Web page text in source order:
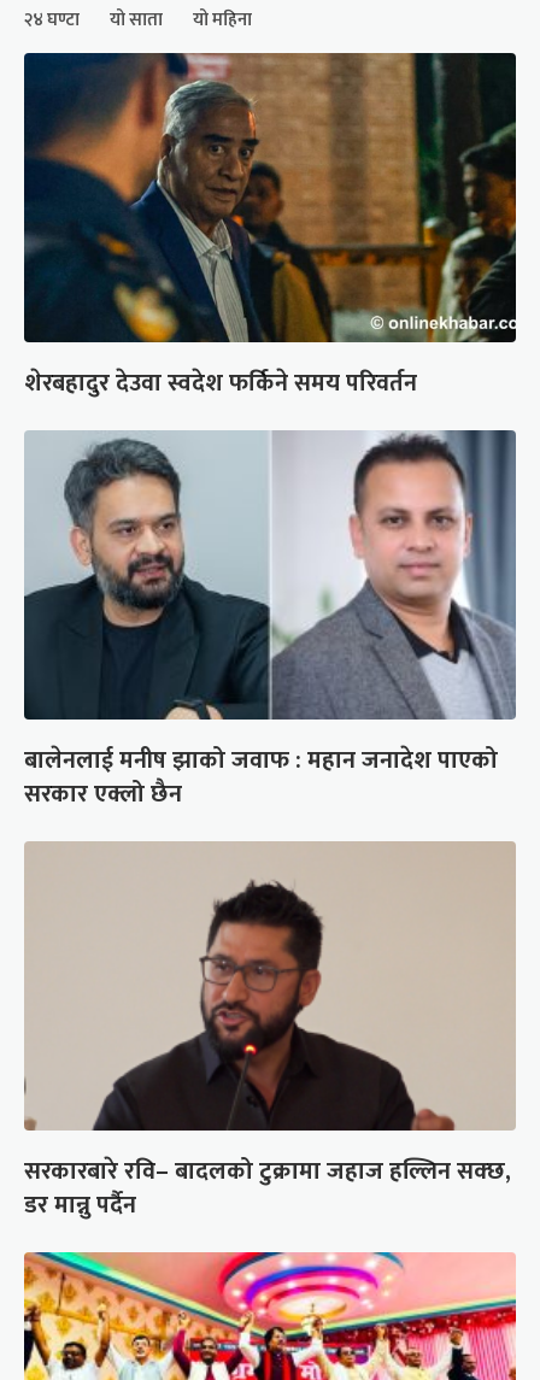
२४ घण्टा यो साता यो महिना
शेरबहादुर देउवा स्वदेश फर्किने समय परिवर्तन
बालेनलाई मनीष झाको जवाफ : महान जनादेश पाएको
सरकार एक्लो छैन
सरकारबारे रवि– बादलको टुक्रामा जहाज हल्लिन सक्छ,
डर मान्नु पर्दैन